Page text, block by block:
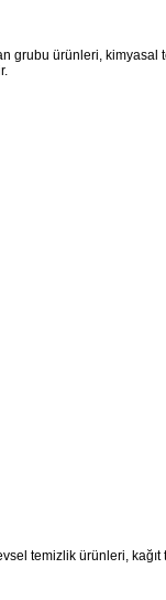
ürünleri,
temizlik ürünleri,